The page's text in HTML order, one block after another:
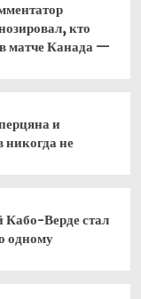
кто
матче Канада —
и
не
Кабо-Верде стал
одному